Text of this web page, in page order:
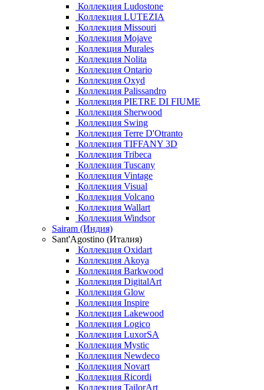
Коллекция Ludostone
Коллекция LUTEZIA
Коллекция Missouri
Коллекция Mojave
Коллекция Murales
Коллекция Nolita
Коллекция Ontario
Коллекция Oxyd
Коллекция Palissandro
Коллекция PIETRE DI FIUME
Коллекция Sherwood
Коллекция Swing
Коллекция Terre D'Otranto
Коллекция TIFFANY 3D
Коллекция Tribeca
Коллекция Tuscany
Коллекция Vintage
Коллекция Visual
Коллекция Volcano
Коллекция Wallart
Коллекция Windsor
Sairam (Индия)
Sant'Agostino (Италия)
Коллекция Oxidart
Коллекция Akoya
Коллекция Barkwood
Коллекция DigitalArt
Коллекция Glow
Коллекция Inspire
Коллекция Lakewood
Коллекция Logico
Коллекция LuxorSA
Коллекция Mystic
Коллекция Newdeco
Коллекция Novart
Коллекция Ricordi
Коллекция TailorArt